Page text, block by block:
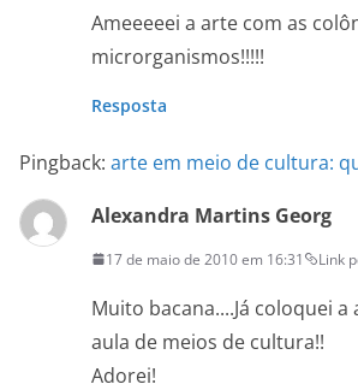
Ameeeeei a arte com as
microrganismos!!!!!
Resposta
Pingback: arte em meio de cultura:
Alexandra Martins Georg
17 de maio de 2010 em 16:31 Link
Muito bacana....Já coloquei
aula de meios de cultura!!
Adorei!